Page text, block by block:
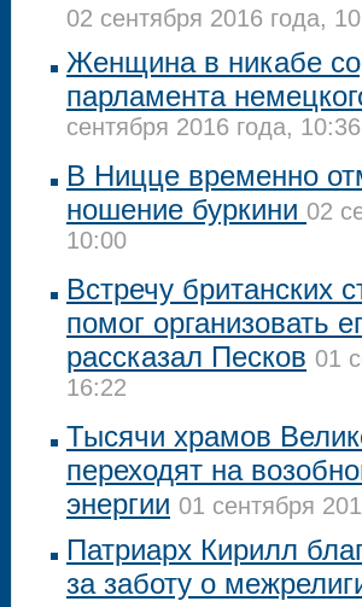
02 сентября 2016 года,
Женщина в никабе
парламента
сентября 2016 года, 10:36
В Ницце временно
ношение буркини 02
10:00
Встречу британских
помог организовать
рассказал Песков 01
16:22
Тысячи храмов
переходят на
энергии 01 сентября
Патриарх Кирилл
за заботу о